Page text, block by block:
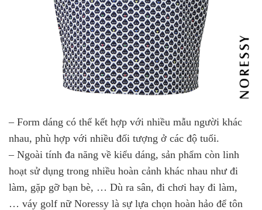
– Form dáng có thể kết hợp với nhiều mẫu người khác
nhau, phù hợp với nhiều đối tượng ở các độ tuổi.
– Ngoài tính đa năng về kiểu dáng, sản phẩm còn linh
hoạt sử dụng trong nhiều hoàn cảnh khác nhau như đi
làm, gặp gỡ bạn bè, … Dù ra sân, đi chơi hay đi làm,
… váy golf nữ Noressy là sự lựa chọn hoàn hảo để tôn